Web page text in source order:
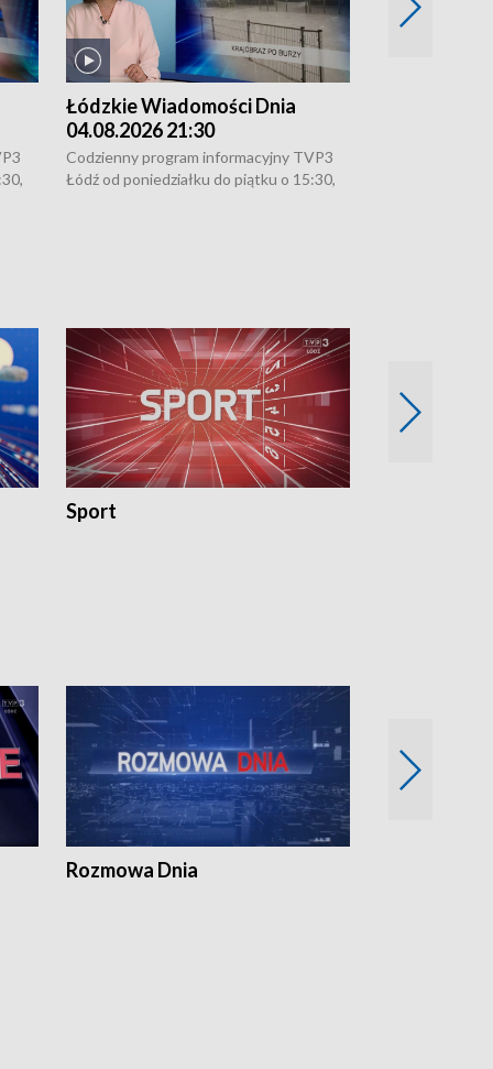
Łódzkie Wiadomości Dnia
04.08.2026 21:30
Codzienny program informacyjny TVP3
Łódź od poniedziałku do piątku o 15:30,
Sport
Rozmowa Dnia